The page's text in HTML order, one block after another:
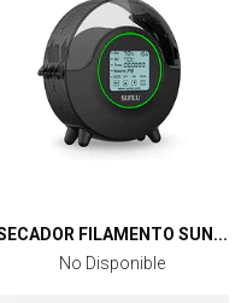
FILAMENTO SUN...
No Disponible